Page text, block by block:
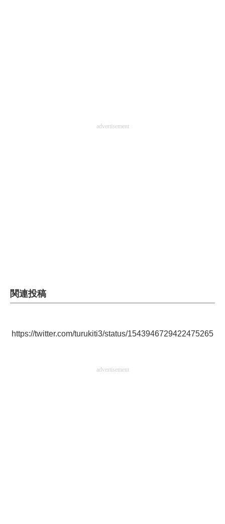
advertisement
関連投稿
https://twitter.com/turukiti3/status/1543946729422475265
advertisement